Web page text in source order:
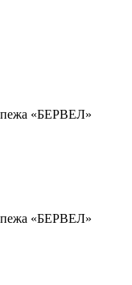
«БЕРВЕЛ»
«БЕРВЕЛ»